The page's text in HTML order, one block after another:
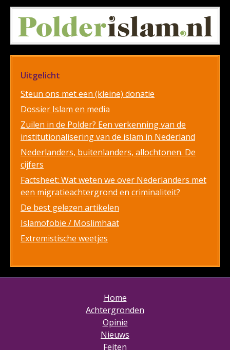
Uitgelicht
Steun ons met een (kleine) donatie
Dossier Islam en media
Zuilen in de Polder? Een verkenning van de
institutionalisering van de islam in Nederland
Nederlanders, buitenlanders, allochtonen. De
cijfers
Factsheet: Wat weten we over Nederlanders met
een migratieachtergrond en criminaliteit?
De best gelezen artikelen
Islamofobie / Moslimhaat
Extremistische weetjes
Home
Achtergronden
Opinie
Nieuws
Feiten